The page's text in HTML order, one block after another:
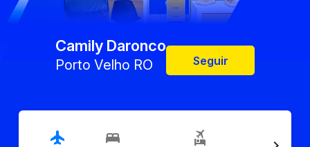
Camily Daronco
Porto Velho RO Seguir
flight bed flights_and_hotels